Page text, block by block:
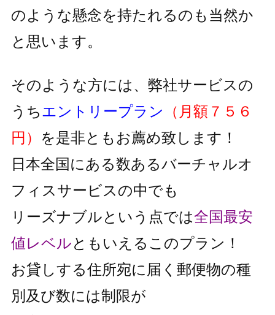
のような懸念を持たれるのも 当然か
と思います。
そのような方には、弊社サービスの
うちエントリープラン
（月額７５６
円） を是非ともお薦め致します！
日本全国にある数あるバーチャルオ
フィスサービスの中でも
リーズナブルという点では全国最安
値レベルと もいえるこのプラン！
お貸しする住所宛に届く郵便物の種
別及び数には制限が